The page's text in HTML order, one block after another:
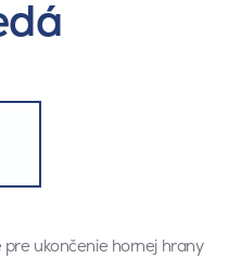
ukončenie hornej hrany